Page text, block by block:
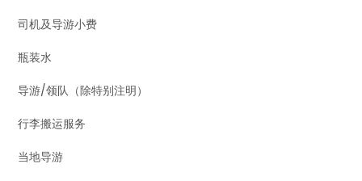
司机及导游小费
瓶装水
导游/领队（除特别注明）
行李搬运服务
当地导游